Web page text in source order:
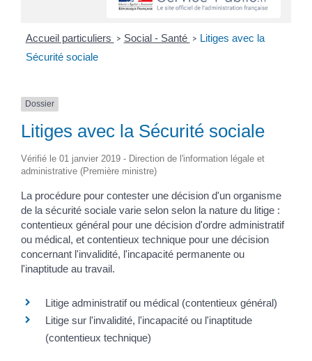
Accueil particuliers > Social - Santé > Litiges avec la
Sécurité sociale
Dossier
Litiges avec la Sécurité sociale
Vérifié le 01 janvier 2019 - Direction de l'information légale et
administrative (Première ministre)
La procédure pour contester une décision d'un organisme
de la sécurité sociale varie selon selon la nature du litige :
contentieux général pour une décision d'ordre administratif
ou médical, et contentieux technique pour une décision
concernant l'invalidité, l'incapacité permanente ou
l'inaptitude au travail.
Litige administratif ou médical (contentieux général)
Litige sur l'invalidité, l'incapacité ou l'inaptitude
(contentieux technique)